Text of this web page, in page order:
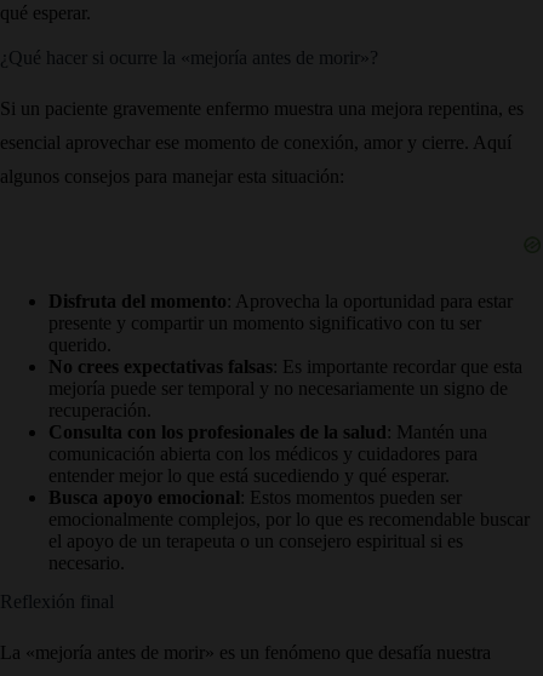
qué esperar.
¿Qué hacer si ocurre la «mejoría antes de morir»?
Si un paciente gravemente enfermo muestra una mejora repentina, es
esencial aprovechar ese momento de conexión, amor y cierre. Aquí
algunos consejos para manejar esta situación:
Disfruta del momento: Aprovecha la oportunidad para estar
presente y compartir un momento significativo con tu ser
querido.
No crees expectativas falsas: Es importante recordar que esta
mejoría puede ser temporal y no necesariamente un signo de
recuperación.
Consulta con los profesionales de la salud: Mantén una
comunicación abierta con los médicos y cuidadores para
entender mejor lo que está sucediendo y qué esperar.
Busca apoyo emocional: Estos momentos pueden ser
emocionalmente complejos, por lo que es recomendable buscar
el apoyo de un terapeuta o un consejero espiritual si es
necesario.
Reflexión final
La «mejoría antes de morir» es un fenómeno que desafía nuestra